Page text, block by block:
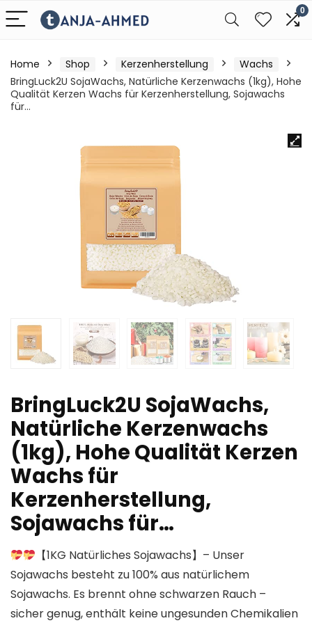
0
Home Shop Kerzenherstellung
Wachs
BringLuck2U SojaWachs, Natürliche Kerzenwachs (1kg), Hohe
Qualität Kerzen Wachs für Kerzenherstellung, Sojawachs
für…
BringLuck2U SojaWachs,
Natürliche Kerzenwachs
(1kg), Hohe Qualität Kerzen
Wachs für
Kerzenherstellung,
Sojawachs für…
【1KG Natürliches Sojawachs】– Unser
Sojawachs besteht zu 100% aus natürlichem
Sojawachs. Es brennt ohne schwarzen Rauch –
sicher genug, enthält keine ungesunden Chemikalien